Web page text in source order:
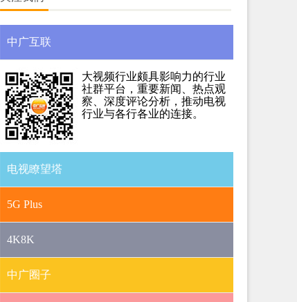
中广互联
大视频行业颇具影响力的行业
社群平台，重要新闻、热点观
察、深度评论分析，推动电视
行业与各行各业的连接。
电视瞭望塔
5G Plus
4K8K
中广圈子